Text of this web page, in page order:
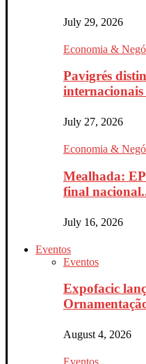
July 29, 2026
Economia &
Pavigrés
internacionais
July 27, 2026
Economia &
Mealhada:
final
July 16, 2026
Eventos
Eventos
Expofacic
August 4, 2026
Eventos